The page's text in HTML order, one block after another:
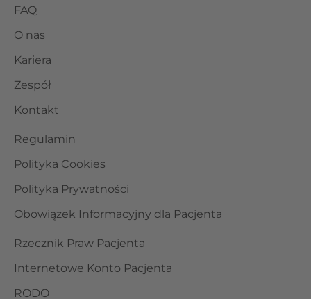
FAQ
O nas
Kariera
Zespół
Kontakt
Regulamin
Polityka Cookies
Polityka Prywatności
Obowiązek Informacyjny dla Pacjenta
Rzecznik Praw Pacjenta
Internetowe Konto Pacjenta
RODO